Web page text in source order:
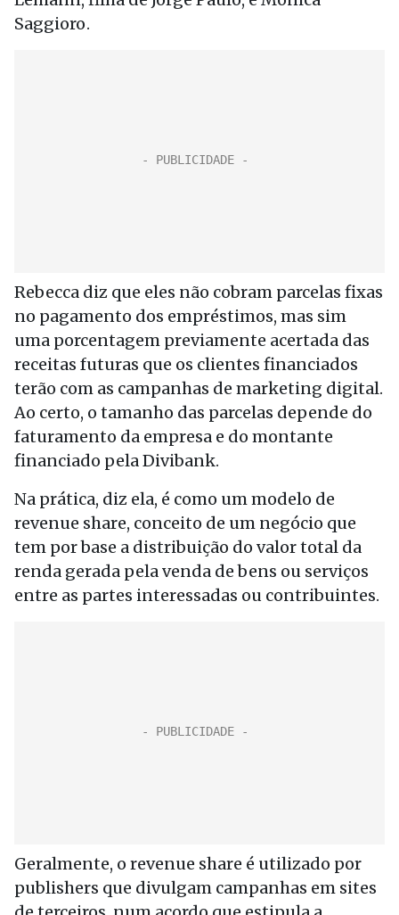
Saggioro .
Rebecca diz que eles não cobram parcelas fixas
no pagamento dos empréstimos, mas sim
uma porcentagem previamente acertada das
receitas futuras que os clientes financiados
terão com as campanhas de marketing digital.
Ao certo, o tamanho das parcelas depende do
faturamento da empresa e do montante
financiado pela Divibank.
Na prática, diz ela, é como um modelo de
revenue share, conceito de um negócio que
tem por base a distribuição do valor total da
renda gerada pela venda de bens ou serviços
entre as partes interessadas ou contribuintes.
Geralmente, o revenue share é utilizado por
publishers que divulgam campanhas em sites